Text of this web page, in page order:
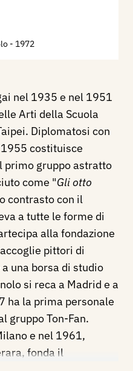
- 1972
nel 1935 e nel 1951
Arti della Scuola
Diplomatosi con
costituisce
primo gruppo astratto
come "Gli otto
contrasto con il
a tutte le forme di
alla fondazione
pittori di
una borsa di studio
si reca a Madrid e a
ha la prima personale
gruppo Ton-Fan.
e nel 1961,
fonda il